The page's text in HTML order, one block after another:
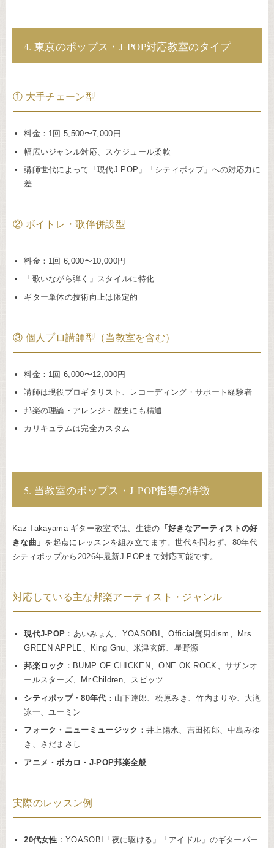
4. 東京のポップス・J-POP対応教室のタイプ
① 大手チェーン型
料金：1回 5,500〜7,000円
幅広いジャンル対応、スケジュール柔軟
講師世代によって「現代J-POP」「シティポップ」への対応力に
差
② ボイトレ・歌伴併設型
料金：1回 6,000〜10,000円
「歌いながら弾く」スタイルに特化
ギター単体の技術向上は限定的
③ 個人プロ講師型（当教室を含む）
料金：1回 6,000〜12,000円
講師は現役プロギタリスト、レコーディング・サポート経験者
邦楽の理論・アレンジ・歴史にも精通
カリキュラムは完全カスタム
5. 当教室のポップス・J-POP指導の特徴
Kaz Takayama ギター教室では、生徒の 「好きなアーティストの好
きな曲」 を起点にレッスンを組み立てます。世代を問わず、80年代
シティポップから2026年最新J-POPまで対応可能です。
対応している主な邦楽アーティスト・ジャンル
現代J-POP ：あいみょん、YOASOBI、Official髭男dism、Mrs.
GREEN APPLE、King Gnu、米津玄師、星野源
邦楽ロック ：BUMP OF CHICKEN、ONE OK ROCK、サザンオ
ールスターズ、Mr.Children、スピッツ
シティポップ・80年代 ：山下達郎、松原みき、竹内まりや、大滝
詠一、ユーミン
フォーク・ニューミュージック ：井上陽水、吉田拓郎、中島みゆ
き、さだまさし
アニメ・ボカロ・J-POP邦楽全般
実際のレッスン例
20代女性 ：YOASOBI「夜に駆ける」「アイドル」のギターパー